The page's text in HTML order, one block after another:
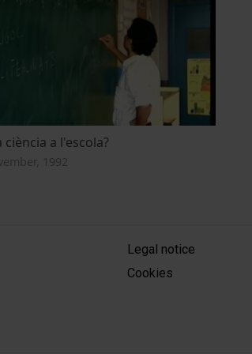
ciència a l'escola?
1992
MENÚ PEU 1
Legal notice
Cookies